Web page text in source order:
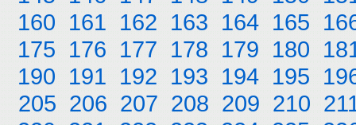
160 161 162 163 164 165
175 176 177 178 179 180
190 191 192 193 194 195
205 206 207 208 209 210